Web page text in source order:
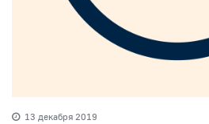
13 декабря 2019